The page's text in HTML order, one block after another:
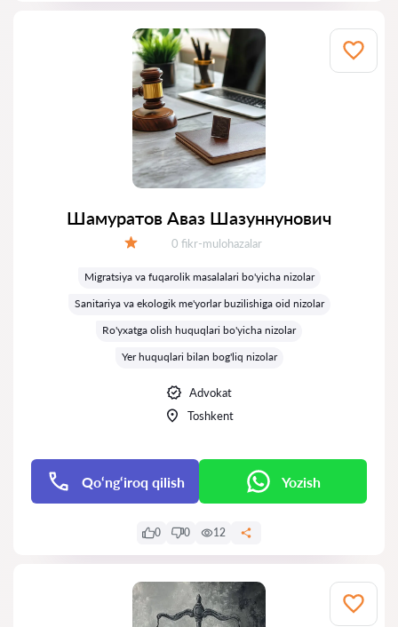
Шамуратов Аваз Шазуннунович
Fikrlar:
0 fikr-mulohazalar
Migratsiya va fuqarolik masalalari bo'yicha nizolar
Sanitariya va ekologik me'yorlar buzilishiga oid nizolar
Ro'yxatga olish huquqlari bo'yicha nizolar
Yer huquqlari bilan bog'liq nizolar
Advokat
Toshkent
Qo‘ng‘iroq qilish Yozish
0 0 12